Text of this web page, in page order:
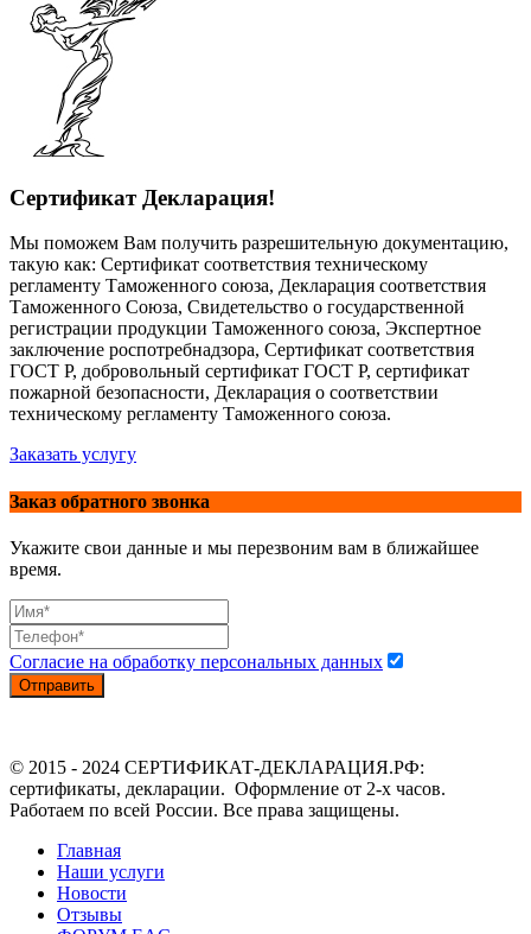
Сертификат Декларация!
Мы поможем Вам получить разрешительную документацию,
такую как: Сертификат соответствия техническому
регламенту Таможенного союза, Декларация соответствия
Таможенного Союза, Свидетельство о государственной
регистрации продукции Таможенного союза, Экспертное
заключение роспотребнадзора, Сертификат соответствия
ГОСТ Р, добровольный сертификат ГОСТ Р, сертификат
пожарной безопасности, Декларация о соответствии
техническому регламенту Таможенного союза.
Заказать услугу
Заказ обратного звонка
Укажите свои данные и мы перезвоним вам в ближайшее
время.
Согласие на обработку персональных данных
Отправить
© 2015 - 2024 СЕРТИФИКАТ-ДЕКЛАРАЦИЯ.РФ:
сертификаты, декларации. Оформление от 2-х часов.
Работаем по всей России. Все права защищены.
Главная
Наши услуги
Новости
Отзывы